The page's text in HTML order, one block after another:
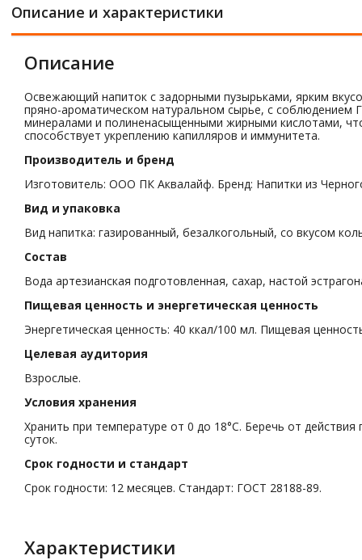
Описание и характеристики
Описание
Освежающий напиток с задорными пузырьками, ярким
пряно-ароматическом натуральном сырье, с соблюдением
минералами и полиненасыщенными жирными кислотами,
способствует укреплению капилляров и иммунитета.
Производитель и бренд
Изготовитель: ООО ПК Аквалайф. Бренд: Напитки из
Вид и упаковка
Вид напитка: газированный, безалкогольный, со вкусом
Состав
Вода артезианская подготовленная, сахар, настой
Пищевая ценность и энергетическая ценность
Энергетическая ценность: 40 ккал/100 мл. Пищевая
Целевая аудитория
Взрослые.
Условия хранения
Хранить при температуре от 0 до 18°C. Беречь от
суток.
Срок годности и стандарт
Срок годности: 12 месяцев. Стандарт: ГОСТ 28188-89.
Характеристики